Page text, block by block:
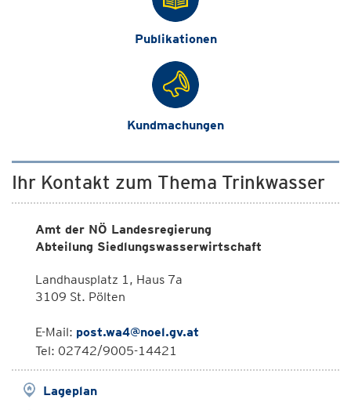
Publikationen
Kundmachungen
Ihr Kontakt zum Thema Trinkwasser
Amt der NÖ Landesregierung
Abteilung Siedlungswasserwirtschaft
Landhausplatz 1, Haus 7a
3109 St. Pölten
E-Mail: post.wa4@noel.gv.at
Tel: 02742/9005-14421
Lageplan